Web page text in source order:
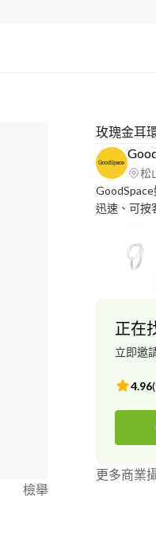
檢舉
玫瑰金耳
松
迅速、可按
與我們洽
內80坪攝
影牆）、
務： 1、
菜單拍攝
自助婚紗
飲集團、
正在
立即邀
4.96(
更多商業